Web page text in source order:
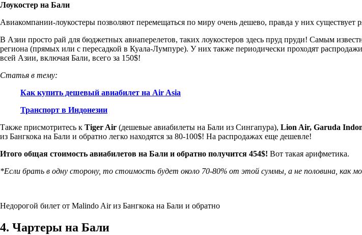
Лоукостер на Бали
Авиакомпании-лоукостеры позволяют перемещаться по миру очень дешево, правда у них существует
В Азии просто рай для бюджетных авиаперелетов, таких лоукостеров здесь пруд пруди! Самым
региона (прямых или с пересадкой в Куала-Лумпуре). У них также периодически проходят
всей Азии, включая Бали, всего за 150$!
Статья в тему:
Как купить дешевый авиабилет на Air Asia
Транспорт в Индонезии
Также присмотритесь к Tiger Air (дешевые авиабилеты на Бали из Сингапура), Lion Air, Garuda
из Бангкока на Бали и обратно легко находятся за 80-100$! На распродажах еще дешевле!
Итого общая стоимость авиабилетов на Бали и обратно получится 454$! Вот такая арифметика.
*Если брать в одну сторону, то стоимость будет около 70-80% от этой суммы, а не половина, как
Недорогой билет от Malindo Air из Бангкока на Бали и обратно
4. Чартеры на Бали